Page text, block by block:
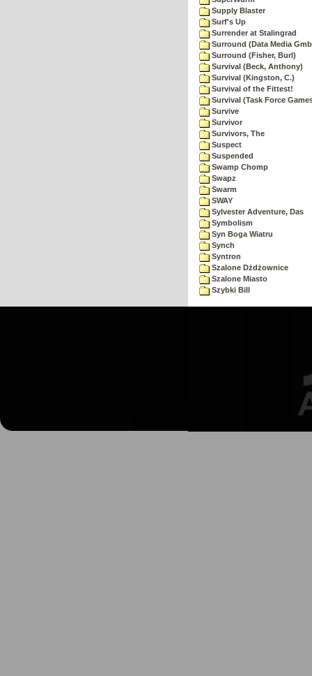
Supply Blaster
Surf's Up
Surrender at Stalingrad
Surround (Data Media
Surround (Fisher, Burl)
Survival (Beck, Anthony)
Survival (Kingston, C.)
Survival of the Fittest!
Survival (Task Force
Survive
Survivor
Survivors, The
Suspect
Suspended
Swamp Chomp
Swapz
Swarm
SWAY
Sylvester Adventure, Das
Symbolism
Syn Boga Wiatru
Synch
Syntron
Szalone Dżdżownice
Szalone Miasto
Szybki Bill